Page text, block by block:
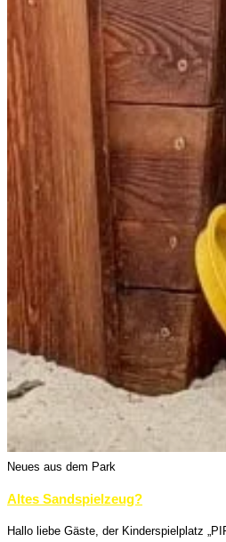
Neues aus dem Park
Altes Sandspielzeug?
Hallo liebe Gäste, der Kinderspielplatz